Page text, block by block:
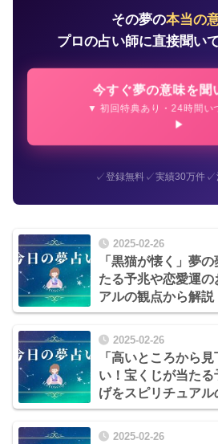
その夢の本当の
プロの占い師に直接聞い
今すぐ夢の意味を聞
▼ 初回特典あり・24時間い
✓登録無料✓実績30万件✓
2025-02-26
「黒猫が懐く」夢
たる予兆や恋愛運
アルの観点から解説
2025-02-26
「高いところから
い！宝くじが当た
げをスピリチュア
2025-02-26